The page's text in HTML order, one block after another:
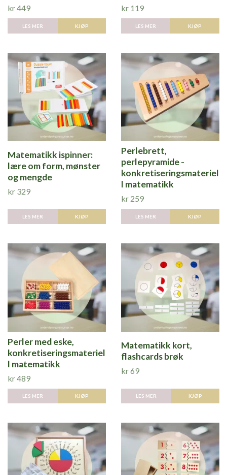
kr 449
LES MER
kr 119
LES MER KJØP
Matematikk ispinner:
lære om form, mønster
og mengde
kr 329
LES MER
Perlebrett,
perlepyramide -
konkretiseringsmateriel
l matematikk
kr 259
LES MER KJØP
Perler med eske,
konkretiseringsmateriel
l matematikk
kr 489
LES MER
Matematikk kort,
flashcards brøk
kr 69
LES MER